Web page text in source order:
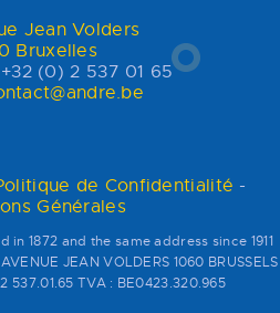
Jean Volders
Bruxelles
(0) 2 537 01 65
de Confidentialité -
Générales
1872 and the same address since 1911
JEAN VOLDERS 1060 BRUSSELS
537.01.65 TVA : BE0423.320.965